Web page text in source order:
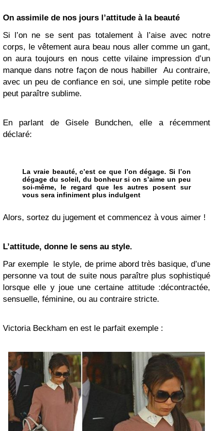
On assimile de nos jours l’attitude à la beauté
Si l’on ne se sent pas totalement à l’aise avec notre
corps, le vêtement aura beau nous aller comme un gant,
on aura toujours en nous cette vilaine impression d’un
manque dans notre façon de nous habiller Au contraire,
avec un peu de confiance en soi, une simple petite robe
peut paraître sublime.
En parlant de Gisele Bundchen, elle a récemment
déclaré:
La vraie beauté, c’est ce que l’on dégage. Si l’on
dégage du soleil, du bonheur si on s’aime un peu
soi-même, le regard que les autres posent sur
vous sera infiniment plus indulgent
Alors, sortez du jugement et commencez à vous aimer !
L’attitude, donne le sens au style.
Par exemple le style, de prime abord très basique, d’une
personne va tout de suite nous paraître plus sophistiqué
lorsque elle y joue une certaine attitude :décontractée,
sensuelle, féminine, ou au contraire stricte.
Victoria Beckham en est le parfait exemple :